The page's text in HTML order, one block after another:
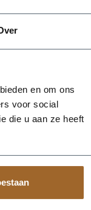
en om ons
voor social
die u aan ze heeft